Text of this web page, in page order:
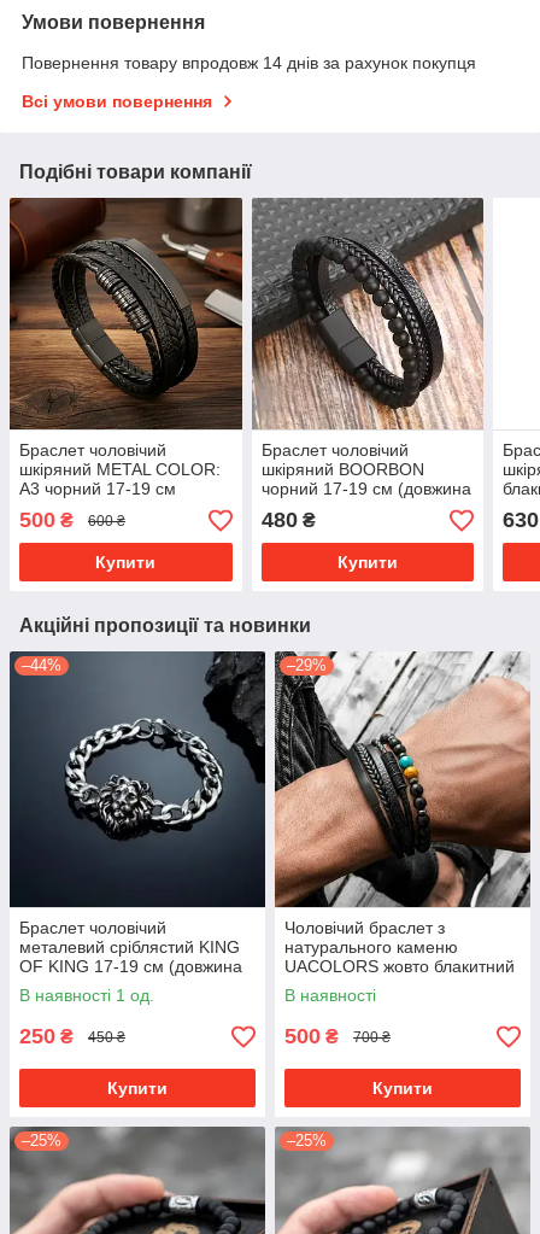
Умови повернення
Повернення товару впродовж 14 днів за рахунок покупця
Всі умови повернення
Подібні товари компанії
Браслет чоловічий
шкіряний METAL COLOR:
A3 чорний 17-19 см
(довжина 21 см)
500 ₴ 600 ₴
Купити
Браслет чоловічий
шкіряний BOORBON
чорний 17-19 см (довжина
21 см)
480₴
Купити
630
Акційні пропозиції та новинки
–44%
Браслет чоловічий
металевий сріблястий KING
OF KING 17-19 см (довжина
21 см)
В наявності 1 од.
250 ₴ 450 ₴
Купити
–29%
Чоловічий браслет з
натурального каменю
UACOLORS жовто блакитний
В наявності
500 ₴ 700 ₴
Купити
–25% –25%